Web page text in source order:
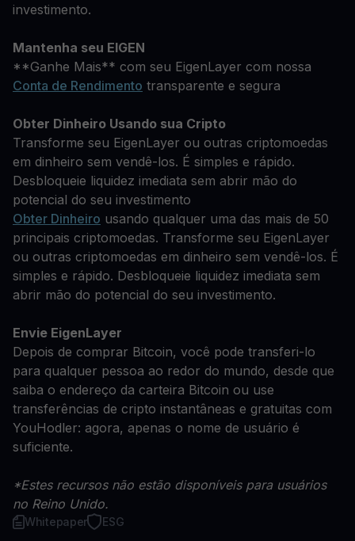
investimento.
Mantenha seu EIGEN
**Ganhe Mais** com seu EigenLayer com nossa
Conta de Rendimento transparente e segura
Obter Dinheiro Usando sua Cripto
Transforme seu EigenLayer ou outras criptomoedas
em dinheiro sem vendê-los. É simples e rápido.
Desbloqueie liquidez imediata sem abrir mão do
potencial do seu investimento
Obter Dinheiro usando qualquer uma das mais de 50
principais criptomoedas. Transforme seu EigenLayer
ou outras criptomoedas em dinheiro sem vendê-los. É
simples e rápido. Desbloqueie liquidez imediata sem
abrir mão do potencial do seu investimento.
Envie EigenLayer
Depois de comprar Bitcoin, você pode transferi-lo
para qualquer pessoa ao redor do mundo, desde que
saiba o endereço da carteira Bitcoin ou use
transferências de cripto instantâneas e gratuitas com
YouHodler: agora, apenas o nome de usuário é
suficiente.
*Estes recursos não estão disponíveis para usuários
no Reino Unido.
Whitepaper ESG